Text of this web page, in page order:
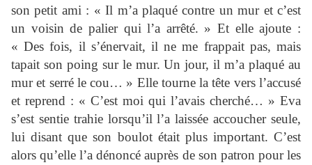
son petit ami : « Il m’a plaqué contre un mur et c’est
un voisin de palier qui l’a arrêté. » Et elle ajoute :
« Des fois, il s’énervait, il ne me frappait pas, mais
tapait son poing sur le mur. Un jour, il m’a plaqué au
mur et serré le cou… » Elle tourne la tête vers l’accusé
et reprend : « C’est moi qui l’avais cherché… » Eva
s’est sentie trahie lorsqu’il l’a laissée accoucher seule,
lui disant que son boulot était plus important. C’est
alors qu’elle l’a dénoncé auprès de son patron pour les